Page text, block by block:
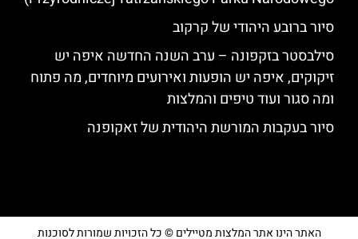
סיור ברובע היהודי של קרקוב
סילבסטר בזקפונה – ערב השנה החדשה איפה יש
זיקוקים, איפה יש הופעות ואירועים מיוחדים, מה פתוח
ומה סגור ועוד טיפים והמלצות
סיור בעקבות המורשת היהודית של זאקופנה
האתר הינו אתר המלצות מטיילים © כל הזכויות שמורות לסוכנות